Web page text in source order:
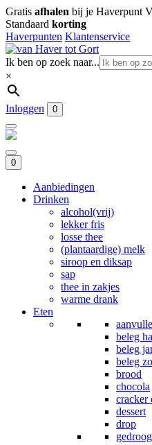
Gratis afhalen bij je Haverpunt
Standaard korting
Haverpunten Klantenservice
Ik ben op zoek naar...
×
Inloggen 0
0
Aanbiedingen
Drinken
alcohol(vrij)
lekker fris
losse thee
(plantaardige) melk
siroop en diksap
sap
thee in zakjes
warme drank
Eten
beleg
beleg
beleg
brood
chocola
cracker
dessert
drop